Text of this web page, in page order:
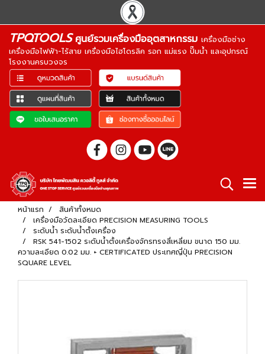
TPQTOOLSศูนย์รวมเครื่องมืออุตสาหกรรม เครื่องมือช่าง
เครื่องมือไฟฟ้า-ไร้สาย เครื่องมือไฮโดรลิค รอก แม่แรง ปั๊มน้ำ และอุปกรณ์
โรงงานครบวงจร
หน้าแรก
สินค้าทั้งหมด
เครื่องมือวัดละเอียด PRECISION MEASURING TOOLS
ระดับน้ำ ระดับน้ำตั้งเครื่อง
RSK 541-1502 ระดับน้ำตั้งเครื่องจักรทรงสี่เหลี่ยม ขนาด 150 มม.
ความละเอียด 0.02 มม. + CERTIFICATED ประเทศญี่ปุ่น PRECISION
SQUARE LEVEL